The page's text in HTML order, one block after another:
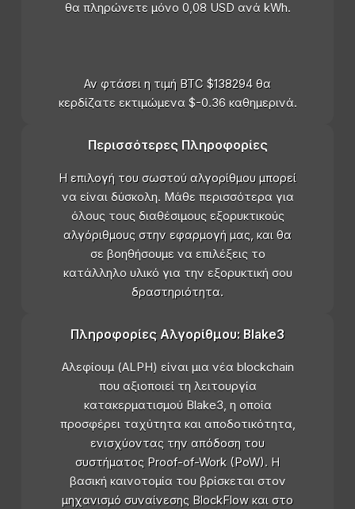
θα πληρώνετε μόνο 0,08 USD ανά kWh.
Αν φτάσει η τιμή BTC $138294 θα
κερδίζατε εκτιμώμενα $-0.36 καθημερινά.
Περισσότερες Πληροφορίες
Η επιλογή του σωστού αλγορίθμου μπορεί
να είναι δύσκολη. Μάθε περισσότερα για
όλους τους διαθέσιμους εξορυκτικούς
αλγόριθμους στην εφαρμογή μας, και θα
σε βοηθήσουμε να επιλέξεις το
κατάλληλο υλικό για την εξορυκτική σου
δραστηριότητα.
Πληροφορίες Αλγορίθμου: Blake3
Αλεφίουμ (ALPH) είναι μια νέα blockchain
που αξιοποιεί τη λειτουργία
κατακερματισμού Blake3, η οποία
προσφέρει ταχύτητα και αποδοτικότητα,
ενισχύοντας την απόδοση του
συστήματος Proof-of-Work (PoW). Η
βασική καινοτομία του βρίσκεται στον
μηχανισμό συναίνεσης BlockFlow και στο